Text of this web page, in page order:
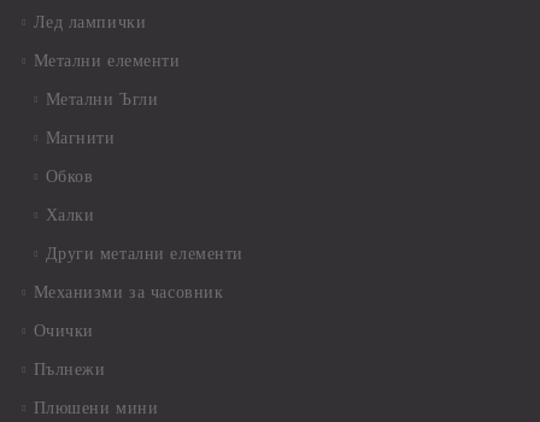
Лед лампички
Метални елементи
Метални Ъгли
Магнити
Обков
Халки
Други метални елементи
Механизми за часовник
Очички
Пълнежи
Плюшени мини